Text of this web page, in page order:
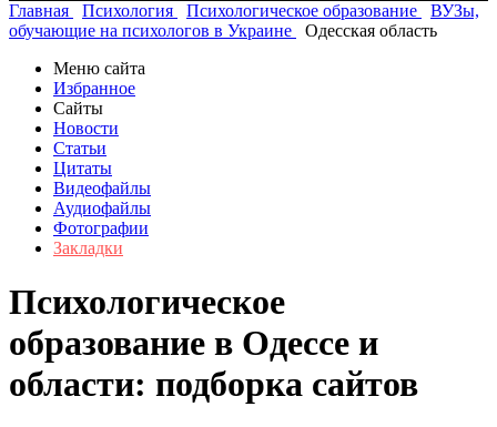
Главная
Психология Психологическое образование
ВУЗы,
обучающие на психологов в Украине
Одесская область
Меню сайта
Избранное
Сайты
Новости
Статьи
Цитаты
Видеофайлы
Аудиофайлы
Фотографии
Закладки
Психологическое
образование в Одессе и
области: подборка сайтов